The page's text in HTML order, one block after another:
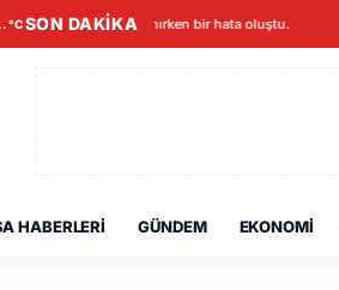
SON DAKİKAVeriler alınırken bir hata oluştu.
HABERLERI GÜNDEM EKONOMI